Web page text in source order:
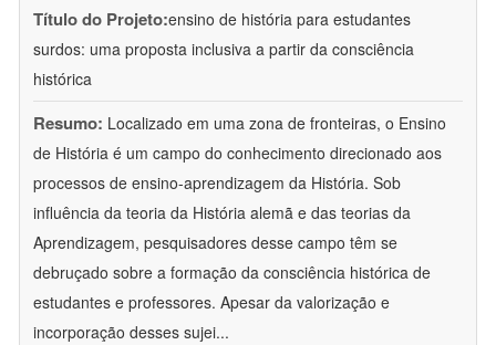
Título do Projeto:ensino de história para estudantes
surdos: uma proposta inclusiva a partir da consciência
histórica
Resumo: Localizado em uma zona de fronteiras, o Ensino
de História é um campo do conhecimento direcionado aos
processos de ensino-aprendizagem da História. Sob
influência da teoria da História alemã e das teorias da
Aprendizagem, pesquisadores desse campo têm se
debruçado sobre a formação da consciência histórica de
estudantes e professores. Apesar da valorização e
incorporação desses sujei...